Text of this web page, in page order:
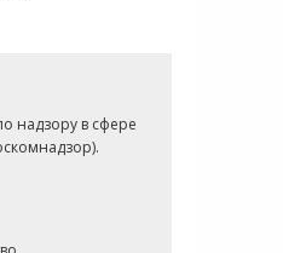
надзору в сфере